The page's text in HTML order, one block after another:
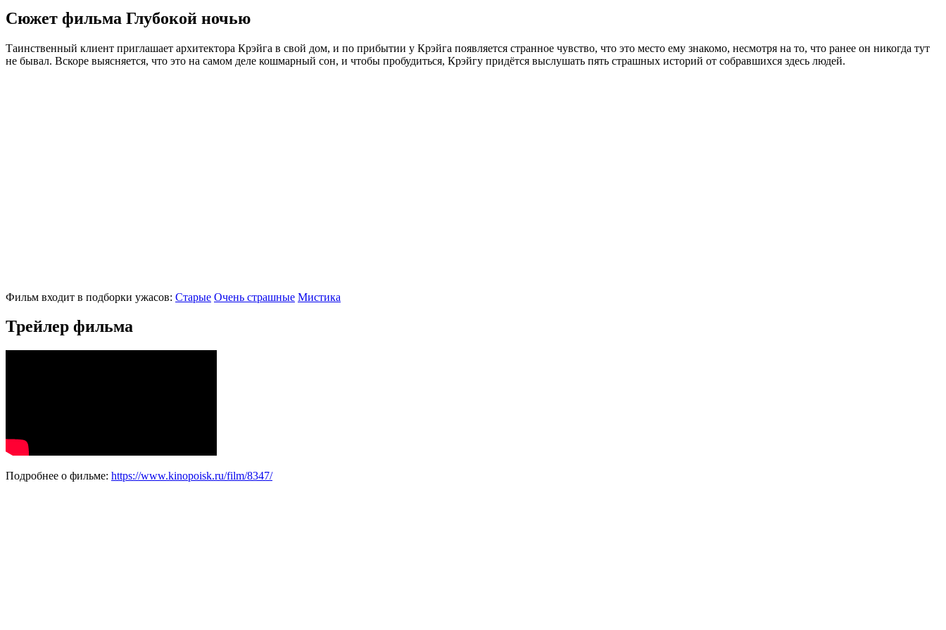
Сюжет фильма Глубокой ночью
Таинственный клиент приглашает архитектора Крэйга в свой дом, и по прибытии у Крэйга появляется странное чувство, что это место ему знакомо, несмотря на то, что ранее он никогда тут
не бывал. Вскоре выясняется, что это на самом деле кошмарный сон, и чтобы пробудиться, Крэйгу придётся выслушать пять страшных историй от собравшихся здесь людей.
Фильм входит в подборки ужасов: Старые Очень страшные Мистика
Трейлер фильма
Подробнее о фильме: https://www.kinopoisk.ru/film/8347/